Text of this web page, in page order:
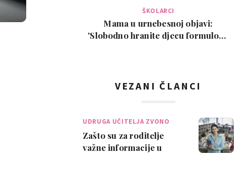
ŠKOLARCI
Mama u urnebesnoj objavi:
'Slobodno hranite djecu formulom.
VEZANI ČLANCI
UDRUGA UČITELJA ZVONO
Zašto su za roditelje
važne informacije u